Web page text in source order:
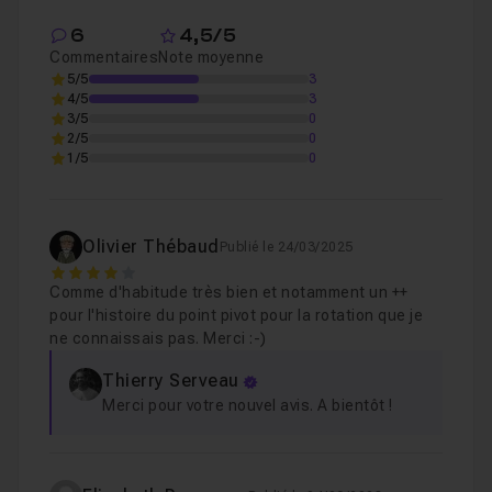
6
Commentaires
4,5/5
Note moyenne
5/5
3
4/5
3
3/5
0
2/5
0
1/5
0
Olivier Thébaud Publié le 24/03/2025
4
Comme d'habitude très bien et notamment un ++
pour l'histoire du point pivot pour la rotation que je
ne connaissais pas. Merci :-)
Thierry Serveau
Merci pour votre nouvel avis. A bientôt !